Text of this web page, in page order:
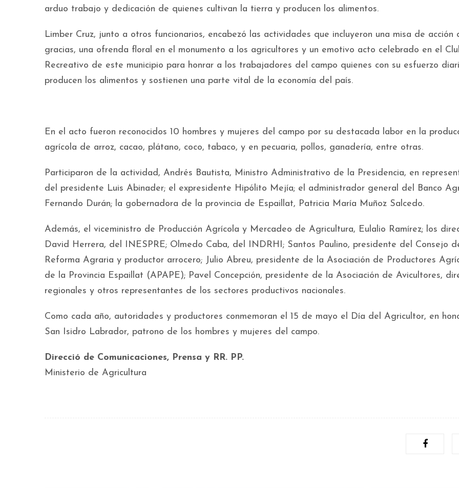
arduo trabajo y dedicación de quienes cultivan la tierra y producen los alimentos.
Limber Cruz, junto a otros funcionarios, encabezó las actividades que incluyeron una misa de acción
gracias, una ofrenda floral en el monumento a los agricultores y un emotivo acto celebrado en el
Recreativo de este municipio para honrar a los trabajadores del campo quienes con su esfuerzo
producen los alimentos y sostienen una parte vital de la economía del país.
En el acto fueron reconocidos 10 hombres y mujeres del campo por su destacada labor en la
agrícola de arroz, cacao, plátano, coco, tabaco, y en pecuaria, pollos, ganadería, entre otras.
Participaron de la actividad, Andrés Bautista, Ministro Administrativo de la Presidencia, en
del presidente Luis Abinader; el expresidente Hipólito Mejía; el administrador general del Banco
Fernando Durán; la gobernadora de la provincia de Espaillat, Patricia María Muñoz Salcedo.
Además, el viceministro de Producción Agrícola y Mercadeo de Agricultura, Eulalio Ramírez; los
David Herrera, del INESPRE; Olmedo Caba, del INDRHI; Santos Paulino, presidente del Consejo
Reforma Agraria y productor arrocero; Julio Abreu, presidente de la Asociación de Productores
de la Provincia Espaillat (APAPE); Pavel Concepción, presidente de la Asociación de Avicultores,
regionales y otros representantes de los sectores productivos nacionales.
Como cada año, autoridades y productores conmemoran el 15 de mayo el Día del Agricultor, en
San Isidro Labrador, patrono de los hombres y mujeres del campo.
Direcció de Comunicaciones, Prensa y RR. PP.
Ministerio de Agricultura